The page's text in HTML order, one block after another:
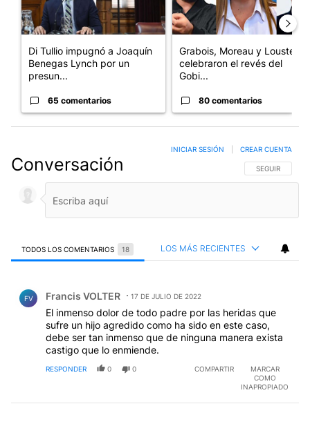
Di Tullio impugnó a Joaquín
Benegas Lynch por un
presun...
65 comentarios
Grabois, Moreau y Lousteau
celebraron el revés del
Gobi...
80 comentarios
Conversación SIGA ESTA
SEGUIR
INICIAR SESIÓN CREAR CUENTA
TODOS LOS COMENTARIOS 18 LOS MÁS RECIENTES
FV Francis VOLTER 17 DE JULIO DE 2022
El inmenso dolor de todo padre por las heridas que
sufre un hijo agredido como ha sido en este caso,
debe ser tan inmenso que de ninguna manera exista
castigo que lo enmiende.
RESPONDER 0 0 COMPARTIR
MARCAR
COMO
INAPROPIADO